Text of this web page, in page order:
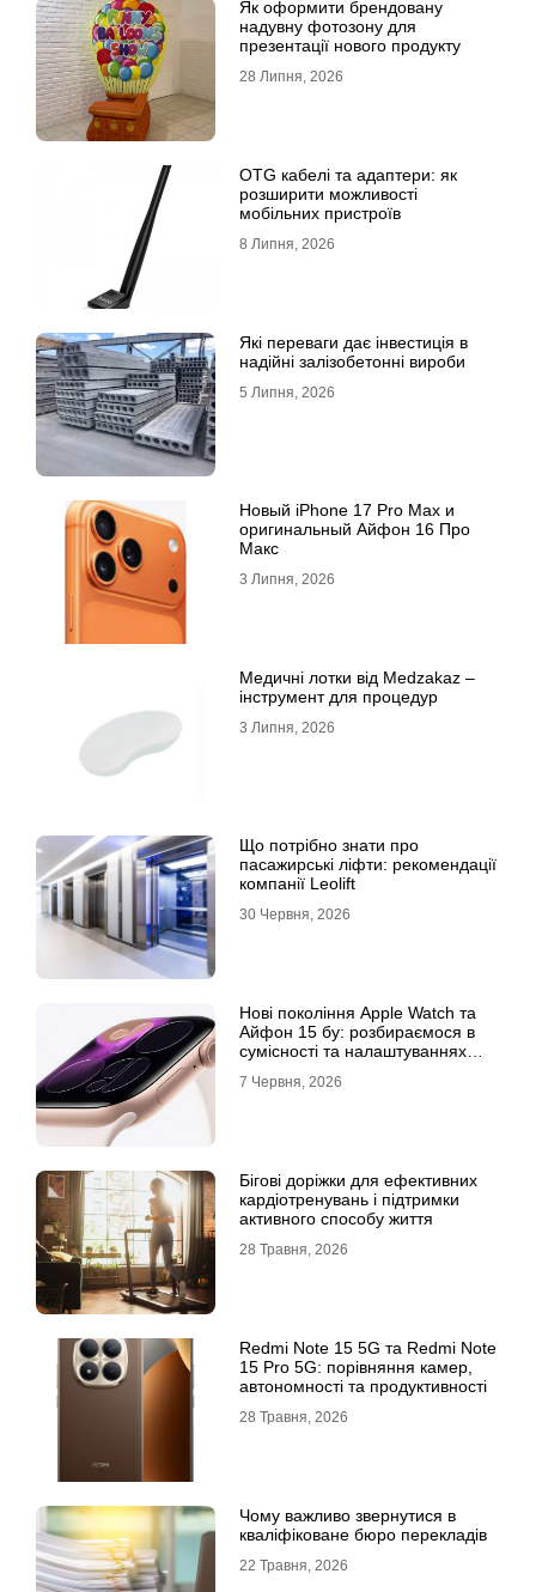
Як оформити брендовану
надувну фотозону для
презентації нового продукту
28 Липня, 2026
OTG кабелі та адаптери: як
розширити можливості
мобільних пристроїв
8 Липня, 2026
Які переваги дає інвестиція в
надійні залізобетонні вироби
5 Липня, 2026
Новый iPhone 17 Pro Max и
оригинальный Айфон 16 Про
Макс
3 Липня, 2026
Медичні лотки від Medzakaz –
інструмент для процедур
3 Липня, 2026
Що потрібно знати про
пасажирські ліфти: рекомендації
компанії Leolift
30 Червня, 2026
Нові покоління Apple Watch та
Айфон 15 бу: розбираємося в
сумісності та налаштуваннях
7 Червня, 2026
Бігові доріжки для ефективних
кардіотренувань і підтримки
активного способу життя
28 Травня, 2026
Redmi Note 15 5G та Redmi Note
15 Pro 5G: порівняння камер,
автономності та продуктивності
28 Травня, 2026
Чому важливо звернутися в
кваліфіковане бюро перекладів
22 Травня, 2026